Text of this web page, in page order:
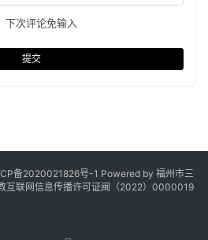
下次评论免输入
提交
备2020021826号-1 Powered by 福州市三
互联网信息传播许可证闽（2022）0000019